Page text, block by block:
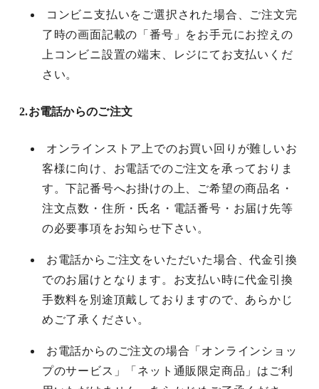
コンビニ支払いをご選択された場合、ご注文完
了時の画面記載の「番号」をお手元にお控えの
上コンビニ設置の端末、レジにてお支払いくだ
さい。
2.お電話からのご注文
オンラインストア上でのお買い回りが難しいお
客様に向け、お電話でのご注文を承っておりま
す。下記番号へお掛けの上、ご希望の商品名・
注文点数・住所・氏名・電話番号・お届け先等
の必要事項をお知らせ下さい。
お電話からご注文をいただいた場合、代金引換
でのお届けとなります。お支払い時に代金引換
手数料を別途頂戴しておりますので、あらかじ
めご了承ください。
お電話からのご注文の場合「オンラインショッ
プのサービス」「ネット通販限定商品」はご利